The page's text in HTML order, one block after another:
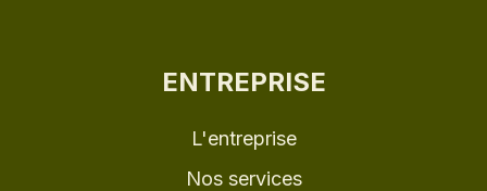
ENTREPRISE
L'entreprise
Nos services